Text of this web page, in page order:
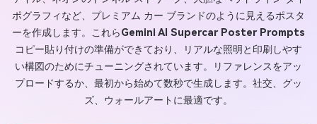
ポグラフィなど、プレミアム カー ブランドのように見えるポスタ
ーを作成します。これらGemini AI Supercar Poster Prompts
コピー貼り付けの準備ができており、リアルな照明と印刷しやす
い構図のためにチューニングされています。リファレンスをアッ
プロードするか、最初から始めて数秒で生成します。社交、グッ
ズ、ウォールアートに最適です。